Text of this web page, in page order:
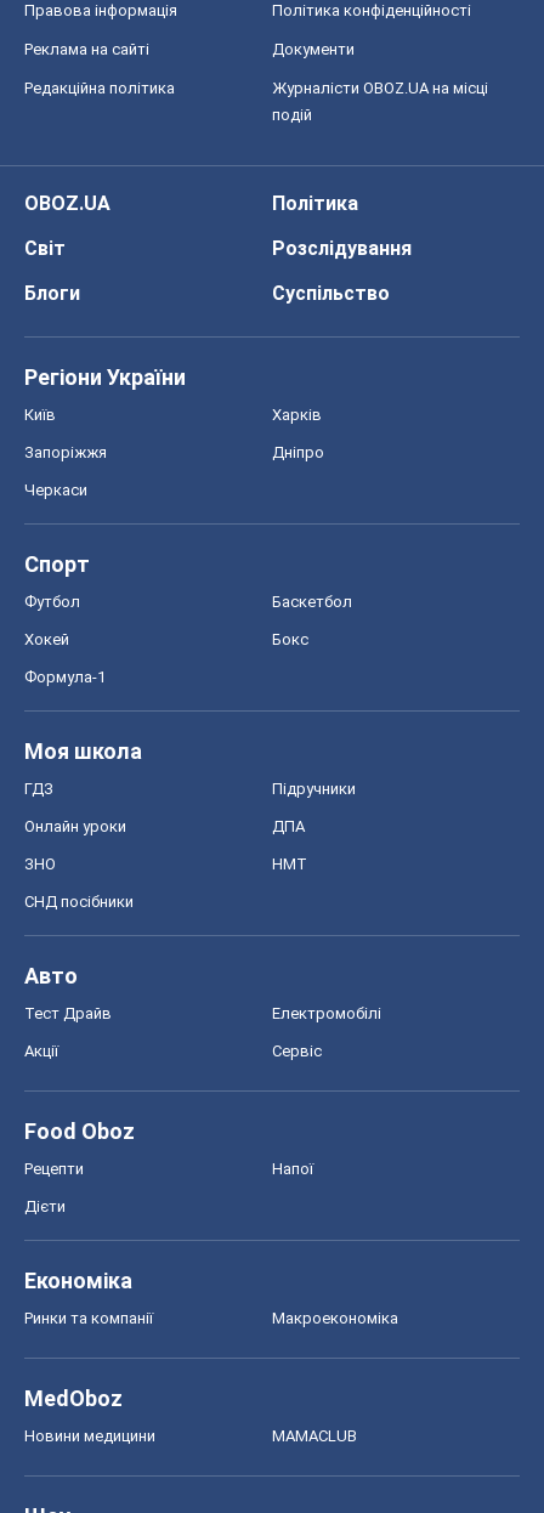
Правова інформація Політика конфіденційності
Реклама на сайті Документи
Редакційна політика
Журналісти OBOZ.UA на місці
подій
OBOZ.UA
Політика
Світ
Розслідування
Блоги
Суспільство
Регіони України
Київ Харків
Запоріжжя Дніпро
Черкаси
Спорт
Футбол Баскетбол
Хокей Бокс
Формула-1
Моя школа
ГДЗ Підручники
Онлайн уроки ДПА
ЗНО НМТ
СНД посібники
Авто
Тест Драйв Електромобілі
Акції Сервіс
Food Oboz
Рецепти Напої
Дієти
Економіка
Ринки та компанії Макроекономіка
MedOboz
Новини медицини MAMACLUB